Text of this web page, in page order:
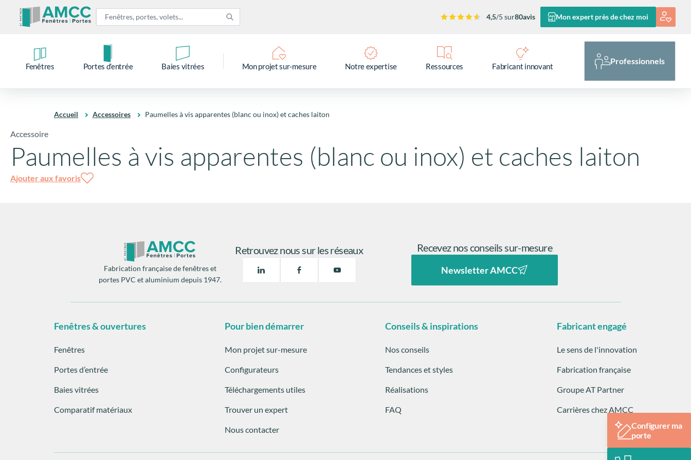
4,5/5 sur80avis Mon expert près de chez moi
Fenêtres Portes d’entrée Baies vitrées Mon projet sur-mesure Notre expertise Ressources Fabricant innovant
Professionnels
Accueil Accessoires Paumelles à vis apparentes (blanc ou inox) et caches laiton
Accessoire
Paumelles à vis apparentes (blanc ou inox) et caches laiton
Ajouter aux favoris
Fabrication française de fenêtres et
portes PVC et aluminium depuis 1947.
Retrouvez nous sur les réseaux Recevez nos conseils sur-mesure
Newsletter AMCC
Fenêtres & ouvertures
Fenêtres
Portes d’entrée
Baies vitrées
Comparatif matériaux
Pour bien démarrer
Mon projet sur-mesure
Configurateurs
Téléchargements utiles
Trouver un expert
Nous contacter
Conseils & inspirations
Nos conseils
Tendances et styles
Réalisations
FAQ
Fabricant engagé
Le sens de l'innovation
Fabrication française
Groupe AT Partner
Carrières chez AMCC
Configurer ma
porte